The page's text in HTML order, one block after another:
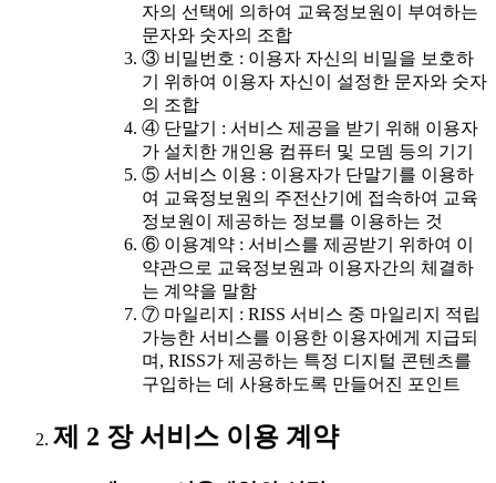
자의 선택에 의하여 교육정보원이 부여하는
문자와 숫자의 조합
③ 비밀번호 : 이용자 자신의 비밀을 보호하
기 위하여 이용자 자신이 설정한 문자와 숫자
의 조합
④ 단말기 : 서비스 제공을 받기 위해 이용자
가 설치한 개인용 컴퓨터 및 모뎀 등의 기기
⑤ 서비스 이용 : 이용자가 단말기를 이용하
여 교육정보원의 주전산기에 접속하여 교육
정보원이 제공하는 정보를 이용하는 것
⑥ 이용계약 : 서비스를 제공받기 위하여 이
약관으로 교육정보원과 이용자간의 체결하
는 계약을 말함
⑦ 마일리지 : RISS 서비스 중 마일리지 적립
가능한 서비스를 이용한 이용자에게 지급되
며, RISS가 제공하는 특정 디지털 콘텐츠를
구입하는 데 사용하도록 만들어진 포인트
제 2 장 서비스 이용 계약